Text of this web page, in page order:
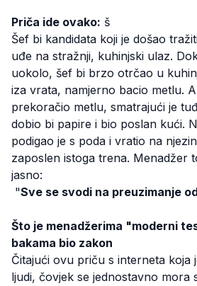
Priča ide ovako: š
Šef bi kandidata koji je došao
uđe na stražnji, kuhinjski ulaz.
uokolo, šef bi brzo otrčao u
iza vrata, namjerno bacio metlu.
prekoračio metlu, smatrajući je
dobio bi papire i bio poslan kući.
podigao je s poda i vratio na
zaposlen istoga trena. Menadžer
jasno:
"Sve se svodi na preuzimanje
Što je menadžerima "moderni
bakama bio zakon
Čitajući ovu priču s interneta koja
ljudi, čovjek se jednostavno mora